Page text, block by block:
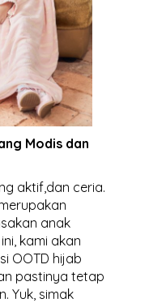
Modis dan
aktif,dan ceria.
anak
kami akan
OOTD hijab
pastinya tetap
Yuk, simak